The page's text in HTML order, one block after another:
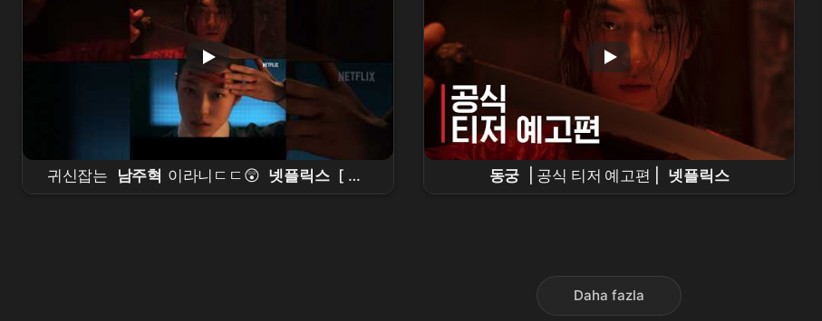
귀신잡는 남주혁 이라니ㄷㄷ😲 넷플릭스 [ 동
궁 ] 티저 예고편 공개 # 남주혁 # 노윤서 # 조승
동궁 | 공식 티저 예고편 | 넷플릭스
Daha fazla